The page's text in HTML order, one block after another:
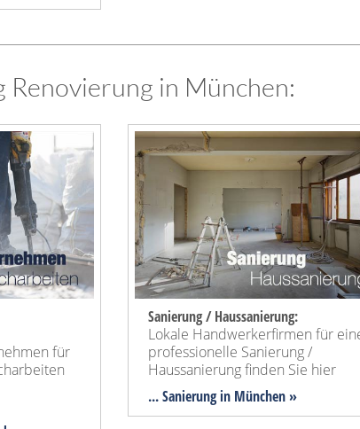
Renovierung in München:
für
Sanierung / Haussanierung:
Lokale Handwerkerfirmen für
professionelle Sanierung /
Haussanierung finden Sie hier
... Sanierung in München »